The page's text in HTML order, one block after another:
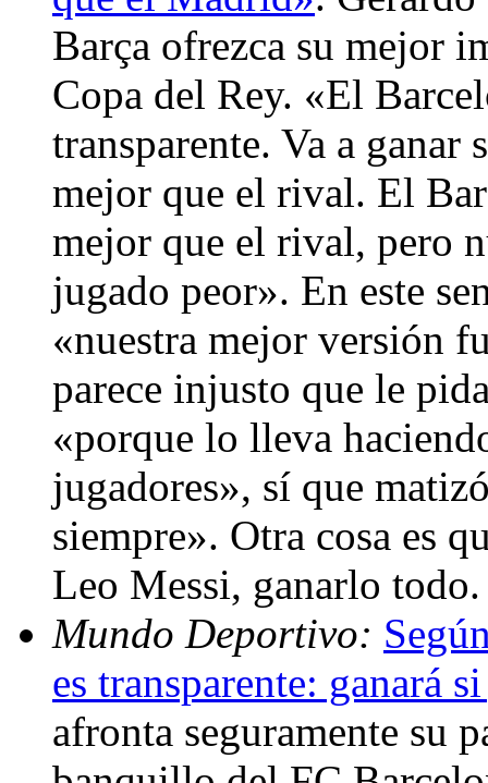
Barça ofrezca su mejor
Copa del Rey. «El
transparente. Va a
mejor que el rival. El
mejor que el rival, pero
jugado peor». En este
«nuestra mejor versión
parece injusto que le
«porque lo lleva
jugadores», sí que
siempre». Otra cosa es
Leo Messi, ganarlo
Mundo Deportivo:
es transparente: ganará
afronta seguramente su